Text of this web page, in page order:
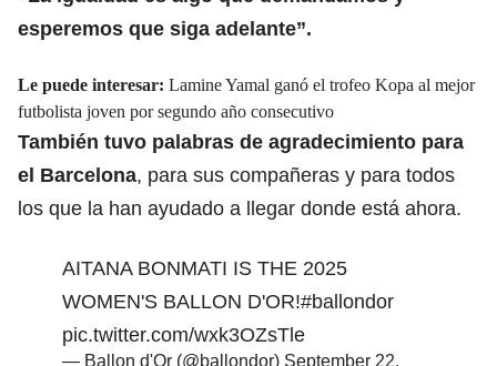
esperemos que siga adelante”.
Le puede interesar: Lamine Yamal ganó el trofeo Kopa al mejor
futbolista joven por segundo año consecutivo
También tuvo palabras de agradecimiento para
el Barcelona, para sus compañeras y para todos
los que la han ayudado a llegar donde está ahora.
AITANA BONMATI IS THE 2025
WOMEN'S BALLON D'OR!#ballondor
pic.twitter.com/wxk3OZsTle
— Ballon d'Or (@ballondor) September 22,